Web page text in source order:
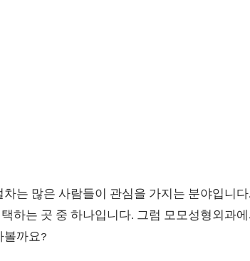
는 많은 사람들이 관심을 가지는 분야입니다
하는 곳 중 하나입니다. 그럼 모모성형외과
볼까요?